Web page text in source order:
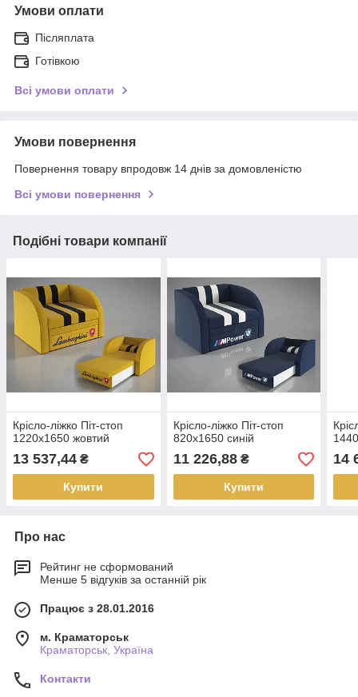
Умови оплати
Післяплата
Готівкою
Всі умови оплати
Умови повернення
Повернення товару впродовж 14 днів за домовленістю
Всі умови повернення
Подібні товари компанії
Крісло-ліжко Піт-стоп
1220х1650 жовтий
13 537,44 ₴
Купити
Крісло-ліжко Піт-стоп
820х1650 синій
11 226,88₴
Купити
14
Про нас
Рейтинг не сформований
Менше 5 відгуків за останній рік
Працює з 28.01.2016
м. Краматорськ
Краматорськ, Україна
Контакти